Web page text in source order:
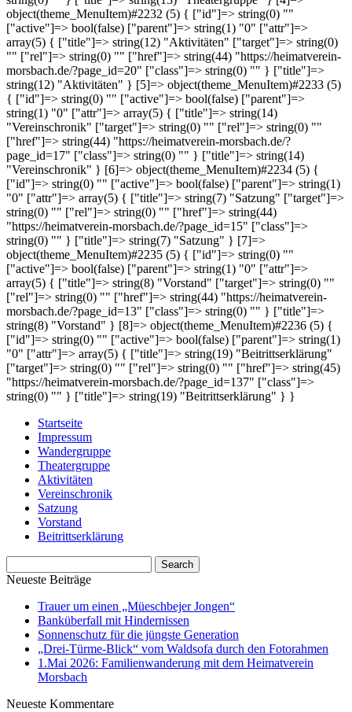
object(theme_MenuItem)#2232 (5) { ["id"]=> string(0) ""
["active"]=> bool(false) ["parent"]=> string(1) "0" ["attr"]=>
array(5) { ["title"]=> string(12) "Aktivitäten" ["target"]=> string(0)
"" ["rel"]=> string(0) "" ["href"]=> string(44) "https://heimatverein-
morsbach.de/?page_id=20" ["class"]=> string(0) "" } ["title"]=>
string(12) "Aktivitäten" } [5]=> object(theme_MenuItem)#2233 (5)
{ ["id"]=> string(0) "" ["active"]=> bool(false) ["parent"]=>
string(1) "0" ["attr"]=> array(5) { ["title"]=> string(14)
"Vereinschronik" ["target"]=> string(0) "" ["rel"]=> string(0) ""
["href"]=> string(44) "https://heimatverein-morsbach.de/?
page_id=17" ["class"]=> string(0) "" } ["title"]=> string(14)
"Vereinschronik" } [6]=> object(theme_MenuItem)#2234 (5) {
["id"]=> string(0) "" ["active"]=> bool(false) ["parent"]=> string(1)
"0" ["attr"]=> array(5) { ["title"]=> string(7) "Satzung" ["target"]=>
string(0) "" ["rel"]=> string(0) "" ["href"]=> string(44)
"https://heimatverein-morsbach.de/?page_id=15" ["class"]=>
string(0) "" } ["title"]=> string(7) "Satzung" } [7]=>
object(theme_MenuItem)#2235 (5) { ["id"]=> string(0) ""
["active"]=> bool(false) ["parent"]=> string(1) "0" ["attr"]=>
array(5) { ["title"]=> string(8) "Vorstand" ["target"]=> string(0) ""
["rel"]=> string(0) "" ["href"]=> string(44) "https://heimatverein-
morsbach.de/?page_id=13" ["class"]=> string(0) "" } ["title"]=>
string(8) "Vorstand" } [8]=> object(theme_MenuItem)#2236 (5) {
["id"]=> string(0) "" ["active"]=> bool(false) ["parent"]=> string(1)
"0" ["attr"]=> array(5) { ["title"]=> string(19) "Beitrittserklärung"
["target"]=> string(0) "" ["rel"]=> string(0) "" ["href"]=> string(45)
"https://heimatverein-morsbach.de/?page_id=137" ["class"]=>
string(0) "" } ["title"]=> string(19) "Beitrittserklärung" } }
Startseite
Impressum
Wandergruppe
Theatergruppe
Aktivitäten
Vereinschronik
Satzung
Vorstand
Beitrittserklärung
Neueste Beiträge
Trauer um einen „Müeschbejer Jongen“
Banküberfall mit Hindernissen
Sonnenschutz für die jüngste Generation
„Drei-Türme-Blick“ vom Waldsofa durch den Fotorahmen
1.Mai 2026: Familienwanderung mit dem Heimatverein
Morsbach
Neueste Kommentare